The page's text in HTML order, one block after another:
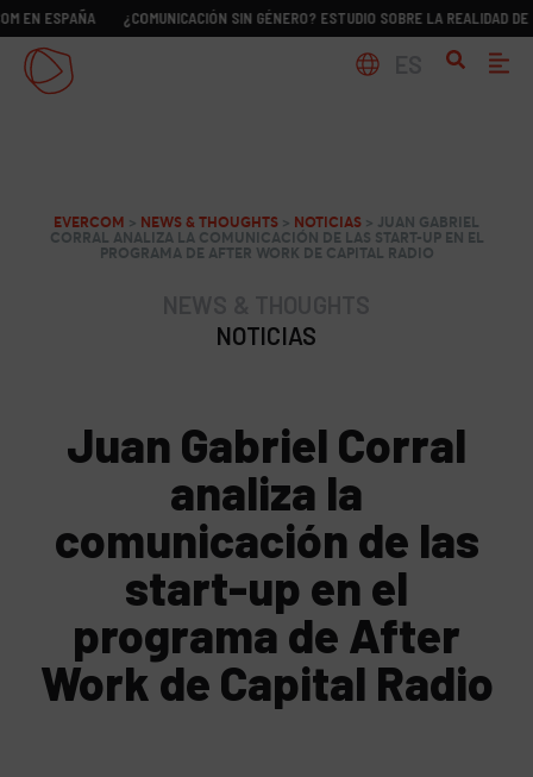
¿COMUNICACIÓN SIN GÉNERO? ESTUDIO SOBRE LA REALIDAD DE LOS
EVERCOM > NEWS & THOUGHTS > NOTICIAS > JUAN GABRIEL
CORRAL ANALIZA LA COMUNICACIÓN DE LAS START-UP EN EL
PROGRAMA DE AFTER WORK DE CAPITAL RADIO
NOTICIAS
Juan Gabriel Corral
analiza la
comunicación de las
start-up en el
programa de After
Work de Capital Radio